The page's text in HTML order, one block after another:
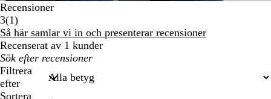
Recensioner
3(11
recensioner
)
Så här samlar vi in och presenterar recensioner
Recenserat av 1 kunder
Mina
inmatade
sökningar
Filtrera
efter
Sortera